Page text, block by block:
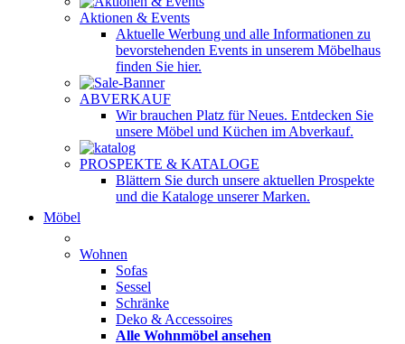
Aktionen & Events
Aktuelle Werbung und alle Informationen zu
bevorstehenden Events in unserem Möbelhaus
finden Sie hier.
ABVERKAUF
Wir brauchen Platz für Neues. Entdecken Sie
unsere Möbel und Küchen im Abverkauf.
PROSPEKTE & KATALOGE
Blättern Sie durch unsere aktuellen Prospekte
und die Kataloge unserer Marken.
Möbel
Wohnen
Sofas
Sessel
Schränke
Deko & Accessoires
Alle Wohnmöbel ansehen